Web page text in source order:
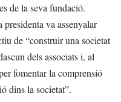
de la seva fundació.
va assenyalar
de “construir una societat
dels associats i, al
fomentar la comprensió
dins la societat”.